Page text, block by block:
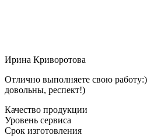
Ирина Криворотова
Отлично выполняете свою работу:)
довольны, респект!)
Качество продукции
Уровень сервиса
Срок изготовления